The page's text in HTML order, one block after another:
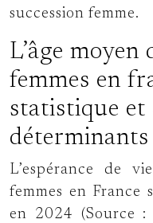
succession femme.
L’âge moyen
femmes en
statistique et
déterminants
L’espérance de
femmes en France
en 2024 (Source :